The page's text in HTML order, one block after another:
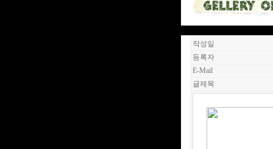
작성일
등록자
E-Mail
글제목